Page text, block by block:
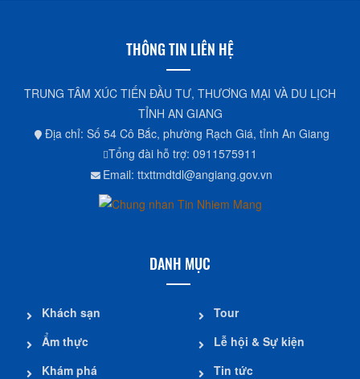
THÔNG TIN LIÊN HỆ
TRUNG TÂM XÚC TIẾN ĐẦU TƯ, THƯƠNG MẠI VÀ DU LỊCH
TỈNH AN GIANG
Địa chỉ: Số 54 Cô Bắc, phường Rạch Giá, tỉnh An Giang
Tổng đài hỗ trợ: 0911575911
Email: ttxttmdtdl@angiang.gov.vn
DANH MỤC
Khách sạn
Ẩm thực
Khám phá
Tour
Lễ hội & Sự kiện
Tin tức